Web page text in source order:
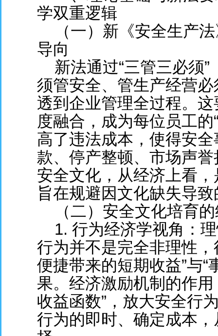
学双重逻辑
（一）新《安全生产法
导向
新法通过“三管三必须”
须管安全、管生产经营
透到企业管理全过程。
度融合，成为每位员工
高了违法成本，使得安
款、停产整顿、市场声
安全文化，从经济上看
旨在规避因文化缺失导
（二）安全文化培育的
1. 行为经济学视角：
行为并不是完全非理性
便捷带来的短期收益”与
果。经济激励机制的作
收益函数”，放大安全行
行为的即时、确定成本